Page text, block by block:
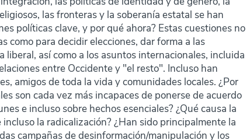
las fronteras y la soberanía estatal se han
políticas clave, y por qué ahora? Estas cuestiones no
como para decidir elecciones, dar forma a las
liberal, así como a los asuntos internacionales, incluida
entre Occidente y "el resto". Incluso han
amigos de toda la vida y comunidades locales. ¿Por
son cada vez más incapaces de ponerse de acuerdo
e incluso sobre hechos esenciales? ¿Qué causa la
la radicalización? ¿Han sido principalmente la
campañas de desinformación/manipulación y los